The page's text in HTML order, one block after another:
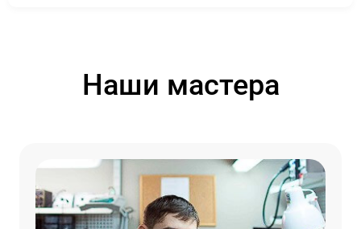
Наши мастера